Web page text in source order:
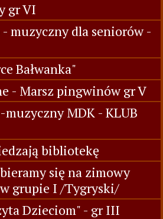
gr VI
muzyczny dla seniorów -
Bałwanka"
- Marsz pingwinów gr V
muzyczny MDK - KLUB
bibliotekę
się na zimowy
grupie I /Tygryski/
Dzieciom" - gr III